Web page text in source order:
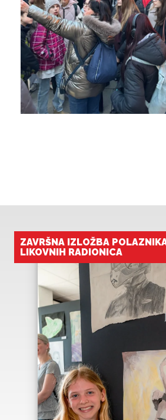
ZAVRŠNA IZLOŽBA
LIKOVNIH RADIONICA